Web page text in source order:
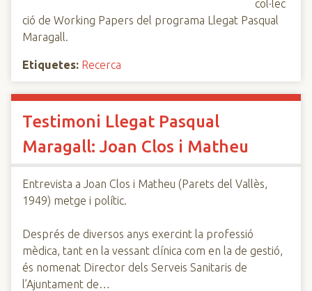
col·lec
ció de Working Papers del programa Llegat Pasqual
Maragall.
Etiquetes: Recerca
Testimoni Llegat Pasqual
Maragall: Joan Clos i Matheu
Entrevista a Joan Clos i Matheu (Parets del Vallès,
1949) metge i polític.
Després de diversos anys exercint la professió
mèdica, tant en la vessant clínica com en la de gestió,
és nomenat Director dels Serveis Sanitaris de
l’Ajuntament de…